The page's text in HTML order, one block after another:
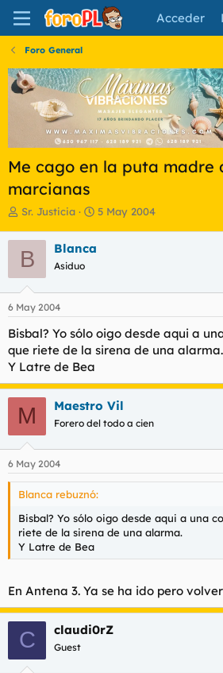
Acceder
Foro General
Me cago en la puta madre
marcianas
I
i
c
i
a
d
o
d
e
l
t
e
m
a
Sr. Justicia
F
e
i
c
o
5 May 2004
B Blanca
Asiduo
6 May 2004
Bisbal? Yo sólo oigo desde aqui a
que riete de la sirena de una alarma.
Y Latre de Bea
M Maestro Vil
Forero del todo a cien
6 May 2004
Blanca rebuznó:
Bisbal? Yo sólo oigo desde aqui a una
riete de la sirena de una alarma.
Y Latre de Bea
En Antena 3. Ya se ha ido pero
C claudi0rZ
Guest